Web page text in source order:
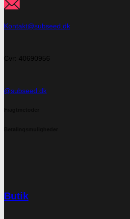
Kontakt@subseed.dk
Cvr: 40690956
@subseed.dk
Butik